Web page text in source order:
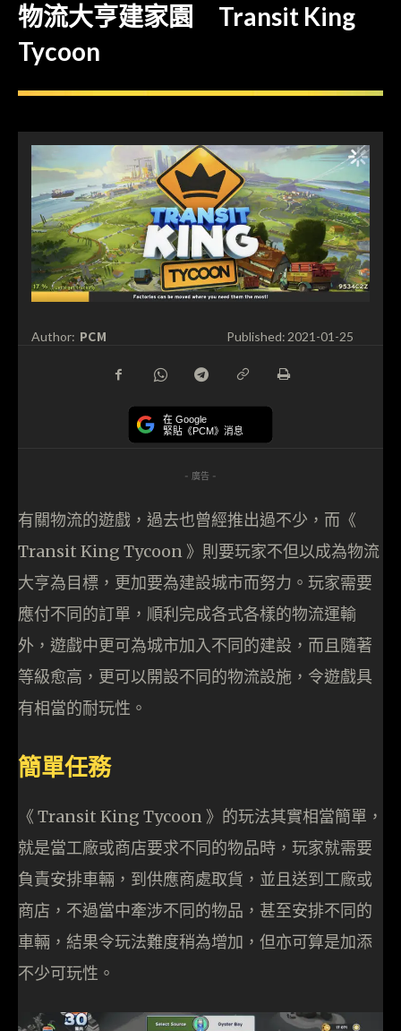
物流大亨建家園 Transit King
Tycoon
Author: PCM Published: 2021-01-25
在 Google
緊貼《PCM》消息
- 廣告 -
有關物流的遊戲，過去也曾經推出過不少，而《
Transit King Tycoon 》則要玩家不但以成為物流
大亨為目標，更加要為建設城市而努力。玩家需要
應付不同的訂單，順利完成各式各樣的物流運輸
外，遊戲中更可為城市加入不同的建設，而且隨著
等級愈高，更可以開設不同的物流設施，令遊戲具
有相當的耐玩性。
簡單任務
《 Transit King Tycoon 》的玩法其實相當簡單，
就是當工廠或商店要求不同的物品時，玩家就需要
負責安排車輛，到供應商處取貨，並且送到工廠或
商店，不過當中牽涉不同的物品，甚至安排不同的
車輛，結果令玩法難度稍為增加，但亦可算是加添
不少可玩性。